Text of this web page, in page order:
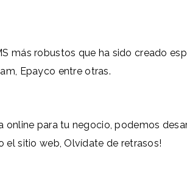
más robustos que ha sido creado
Epayco entre otras.
online para tu negocio, podemos
el sitio web, Olvídate de retrasos!